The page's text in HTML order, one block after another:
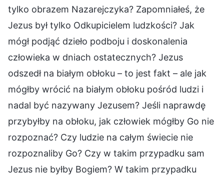
tylko obrazem Nazarejczyka? Zapomniałeś, że
Jezus był tylko Odkupicielem ludzkości? Jak
mógł podjąć dzieło podboju i doskonalenia
człowieka w dniach ostatecznych? Jezus
odszedł na białym obłoku – to jest fakt – ale jak
mógłby wrócić na białym obłoku pośród ludzi i
nadal być nazywany Jezusem? Jeśli naprawdę
przybyłby na obłoku, jak człowiek mógłby Go nie
rozpoznać? Czy ludzie na całym świecie nie
rozpoznaliby Go? Czy w takim przypadku sam
Jezus nie byłby Bogiem? W takim przypadku